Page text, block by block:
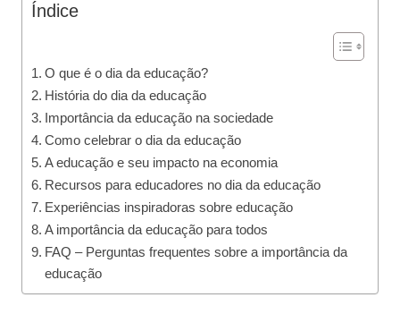
Índice
O que é o dia da educação?
História do dia da educação
Importância da educação na sociedade
Como celebrar o dia da educação
A educação e seu impacto na economia
Recursos para educadores no dia da educação
Experiências inspiradoras sobre educação
A importância da educação para todos
FAQ – Perguntas frequentes sobre a importância da
educação